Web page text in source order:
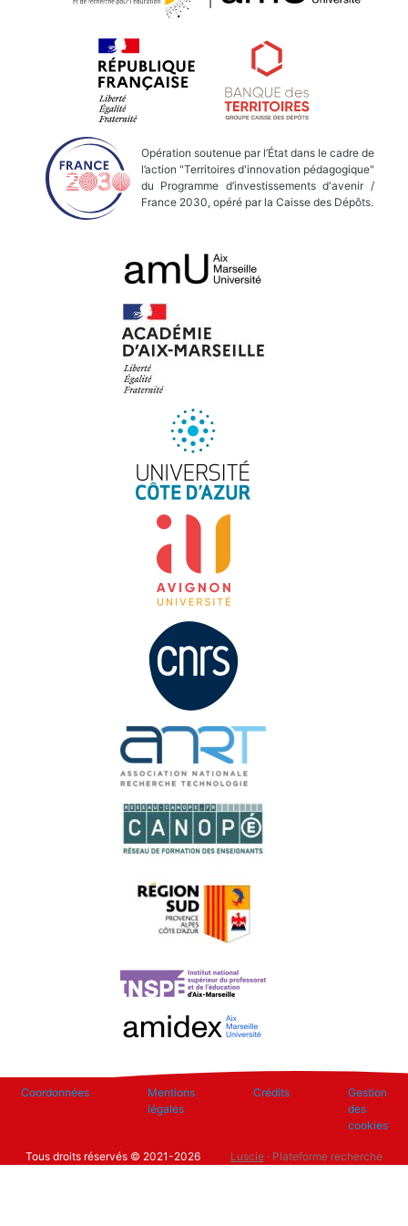
Opération soutenue par l’État dans le cadre de
l’action "Territoires d'innovation pédagogique"
du Programme d’investissements d'avenir /
France 2030, opéré par la Caisse des Dépôts.
Coordonnées
Mentions
légales
Crédits
Gestion
des
cookies
Tous droits réservés © 2021-2026 Luscie· Plateforme recherche